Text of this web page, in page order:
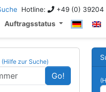
Hotline: +49 (0) 39204
Auftragsstatus
(Hilfe zur Suche)
Go!